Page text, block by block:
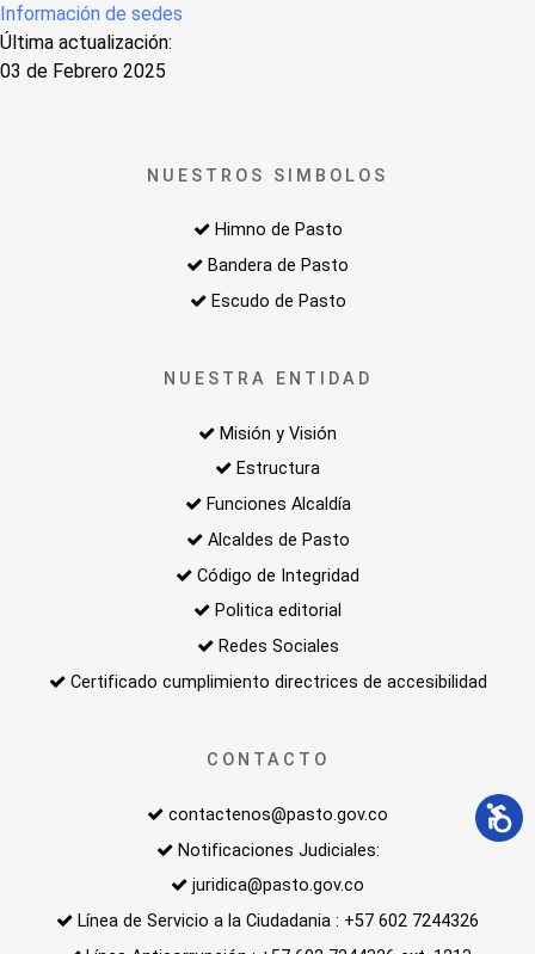
Información de sedes
Última actualización:
03 de Febrero 2025
NUESTROS SIMBOLOS
Himno de Pasto
Bandera de Pasto
Escudo de Pasto
NUESTRA ENTIDAD
Misión y Visión
Estructura
Funciones Alcaldía
Alcaldes de Pasto
Código de Integridad
Politica editorial
Redes Sociales
Certificado cumplimiento directrices de accesibilidad
CONTACTO
contactenos@pasto.gov.co
Notificaciones Judiciales:
juridica@pasto.gov.co
Línea de Servicio a la Ciudadania : +57 602 7244326